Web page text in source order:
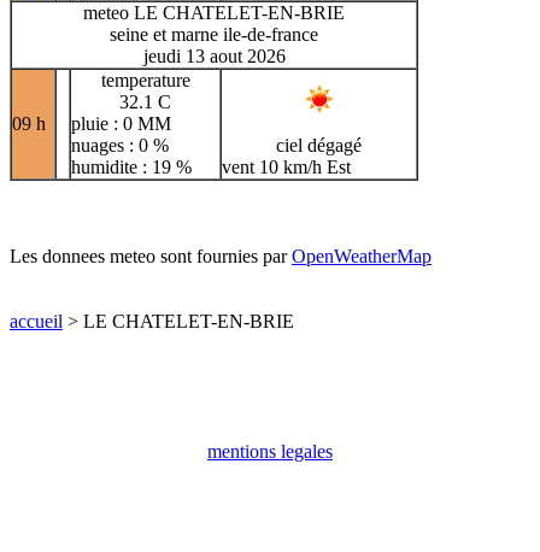
meteo LE CHATELET-EN-BRIE
seine et marne ile-de-france
jeudi 13 aout 2026
09 h
temperature
32.1 C
pluie : 0 MM
nuages : 0 %
humidite : 19 %
ciel dégagé
vent 10 km/h Est
Les donnees meteo sont fournies parOpenWeatherMap
accueil > LE CHATELET-EN-BRIE
mentions legales